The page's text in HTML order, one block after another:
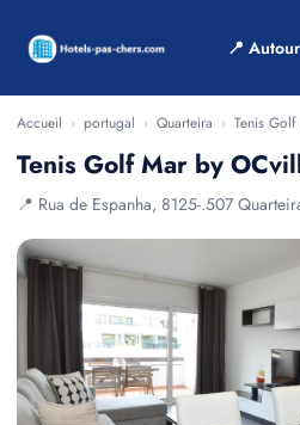
📍
Accueil › portugal › Quarteira › Tenis
Tenis Golf Mar by
📍 Rua de Espanha, 8125-.507